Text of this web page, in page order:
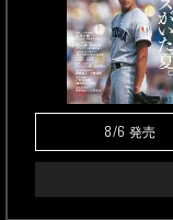
8/6 発売